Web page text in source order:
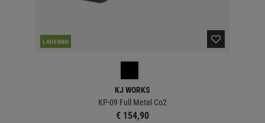
LAGERND
KJ WORKS
KP-09 Full Metal Co2
€ 154,90